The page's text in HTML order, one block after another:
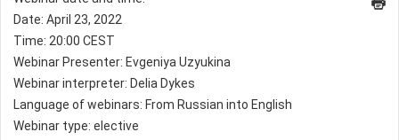
Date: April 23, 2022
Time: 20:00 CEST
Webinar Presenter: Evgeniya Uzyukina
Webinar interpreter: Delia Dykes
Language of webinars: From Russian into English
Webinar type: elective